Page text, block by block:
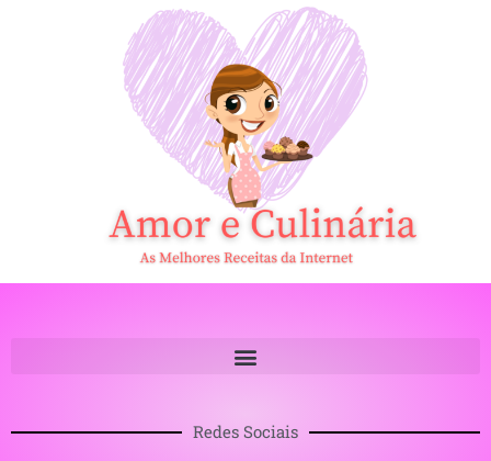
Redes Sociais